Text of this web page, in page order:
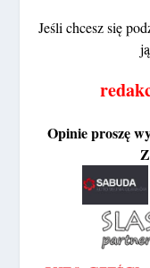
Jeśli chcesz się
Opinie proszę